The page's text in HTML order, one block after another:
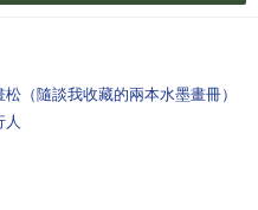
（隨談我收藏的兩本水墨畫冊）